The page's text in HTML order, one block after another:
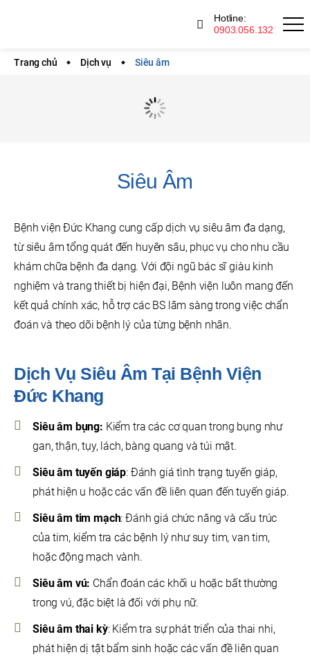
Trang chủ Dịch vụ Siêu âm
Hotline:
0903.056.132
Siêu Âm
Bệnh viện Đức Khang cung cấp dịch vụ siêu âm đa dạng,
từ siêu âm tổng quát đến huyên sâu, phục vụ cho nhu cầu
khám chữa bệnh đa dạng. Với đội ngũ bác sĩ giàu kinh
nghiệm và trang thiết bị hiện đại, Bệnh viện luôn mang đến
kết quả chính xác, hỗ trợ các BS lâm sàng trong việc chẩn
đoán và theo dõi bệnh lý của từng bệnh nhân.
Dịch Vụ Siêu Âm Tại Bệnh Viện
Đức Khang
Siêu âm bụng: Kiểm tra các cơ quan trong bụng như
gan, thận, tụy, lách, bàng quang và túi mật.
Siêu âm tuyến giáp: Đánh giá tình trạng tuyến giáp,
phát hiện u hoặc các vấn đề liên quan đến tuyến giáp.
Siêu âm tim mạch: Đánh giá chức năng và cấu trúc
của tim, kiểm tra các bệnh lý như suy tim, van tim,
hoặc động mạch vành.
Siêu âm vú: Chẩn đoán các khối u hoặc bất thường
trong vú, đặc biệt là đối với phụ nữ.
Siêu âm thai kỳ: Kiểm tra sự phát triển của thai nhi,
phát hiện dị tật bẩm sinh hoặc các vấn đề liên quan